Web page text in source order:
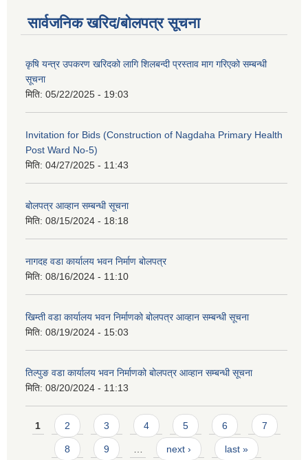
सार्वजनिक खरिद/बोलपत्र सूचना
कृषि यन्त्र उपकरण खरिदको लागि शिलबन्दी प्रस्ताव माग गरिएको सम्बन्धी
सूचना
मिति: 05/22/2025 - 19:03
Invitation for Bids (Construction of Nagdaha Primary Health
Post Ward No-5)
मिति: 04/27/2025 - 11:43
बोलपत्र आव्हान सम्बन्धी सूचना
मिति: 08/15/2024 - 18:18
नागदह वडा कार्यालय भवन निर्माण बोलपत्र
मिति: 08/16/2024 - 11:10
खिम्ती वडा कार्यालय भवन निर्माणको बोलपत्र आव्हान सम्बन्धी सूचना
मिति: 08/19/2024 - 15:03
तिल्पुङ वडा कार्यालय भवन निर्माणको बोलपत्र आव्हान सम्बन्धी सूचना
मिति: 08/20/2024 - 11:13
Pages
1 2 3 4 5 6 7
8 9 next › last »